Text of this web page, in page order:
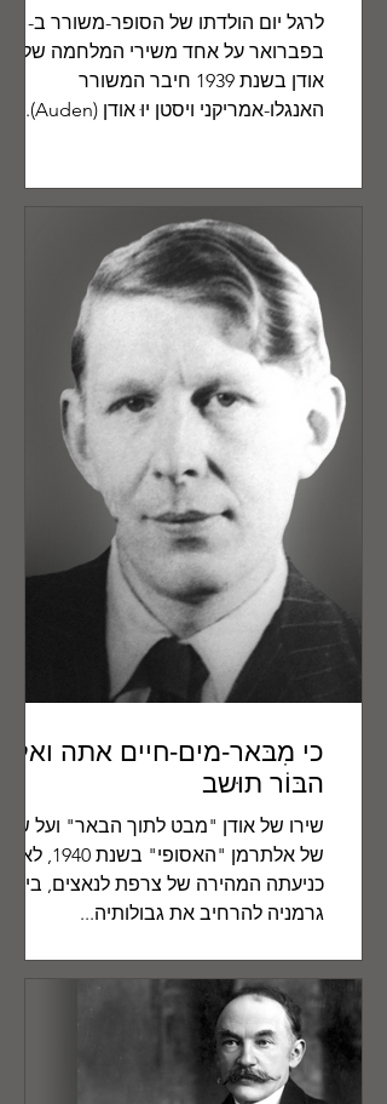
בפברואר על אחד משירי המלחמה של
אודן בשנת 1939 חיבר המשורר
האנגלו-אמריקני ויסטן יוּ אודן (Auden)...
כי מִבּאר-מים-חיים אתה ואל
הבּוֹר תוּשב
שירו של אודן "מבט לתוך הבאר" ועל
של אלתרמן "האסופי" בשנת 1940,
כניעתה המהירה של צרפת לנאצים,
גרמניה להרחיב את גבולותיה...